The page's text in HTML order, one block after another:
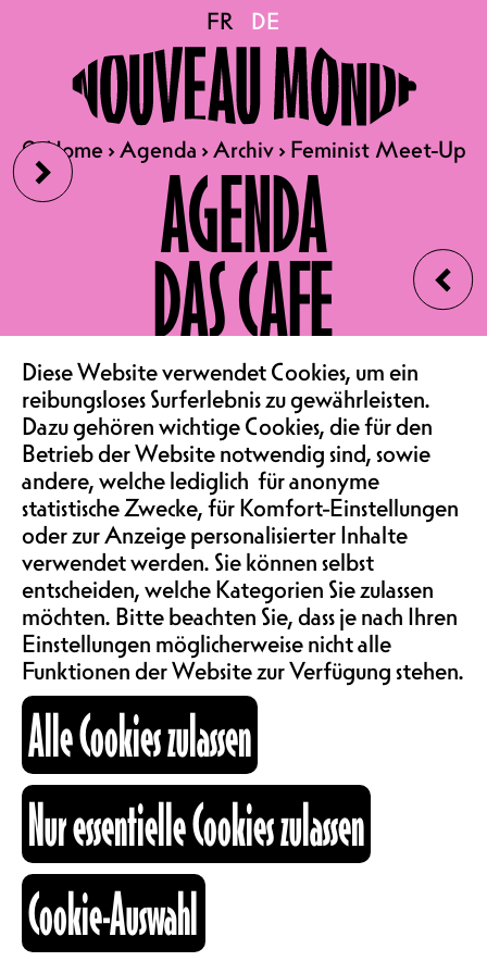
›
‹
FR DE
🔍Home›Agenda ›Archiv› Feminist Meet-Up
AGENDA
DAS CAFE
VEREIN & COMMUNITY
SAALMIETE
ABOS & TARIFE
INFORMATIONEN
KARTOGRAPHIE
SUCHE
fb
+41 26 322 57 67
FR DE
🔍Home›Agenda ›Archiv› Feminist Meet-Up
Feminist Meet-Up
26.08.2025
FEMINIST MEET-UP
RENCONTRE | ENTRÉE LIBRE
| BAR FOYER
Hast du Lust, dich über
feministische Kämpfe,
Gleichberechtigung, systemische
Unterdrückung und
Intersektionalität auszutauschen?
Dann sind die Feminist:innen-
Meet-Ups, die jeden Monat von
EquOpp (AGEF-Kommission gegen
Diskriminierung jeglicher Art an
der Universität) organisiert werden,
genau das Richtige für dich!
Diese Treffen bieten die
Möglichkeit, gemeinsam über
verschiedene Themen im
Zusammenhang mit
intersektionalem Feminismus zu
diskutieren: Geschlecht, Rasse,
Klasse, Validismus, Ökologie,
systemische Gewalt, die
Lebensrealitäten von Queer-
Personen und vieles mehr.
Offen für alle, unabhängig von
Hintergrund oder Wissensstand.
Kommt allein oder in Begleitung -
wichtig ist, dass du Lust hast zu
diskutieren, zu lernen und
Diese Website verwendet Cookies, um ein
reibungsloses Surferlebnis zu gewährleisten.
Dazu gehören wichtige Cookies, die für den
Betrieb der Website notwendig sind, sowie
andere, welche lediglich für anonyme
statistische Zwecke, für Komfort-Einstellungen
oder zur Anzeige personalisierter Inhalte
verwendet werden. Sie können selbst
entscheiden, welche Kategorien Sie zulassen
möchten. Bitte beachten Sie, dass je nach Ihren
Einstellungen möglicherweise nicht alle
Funktionen der Website zur Verfügung stehen.
Alle Cookies zulassen
Nur essentielle Cookies zulassen
Cookie-Auswahl